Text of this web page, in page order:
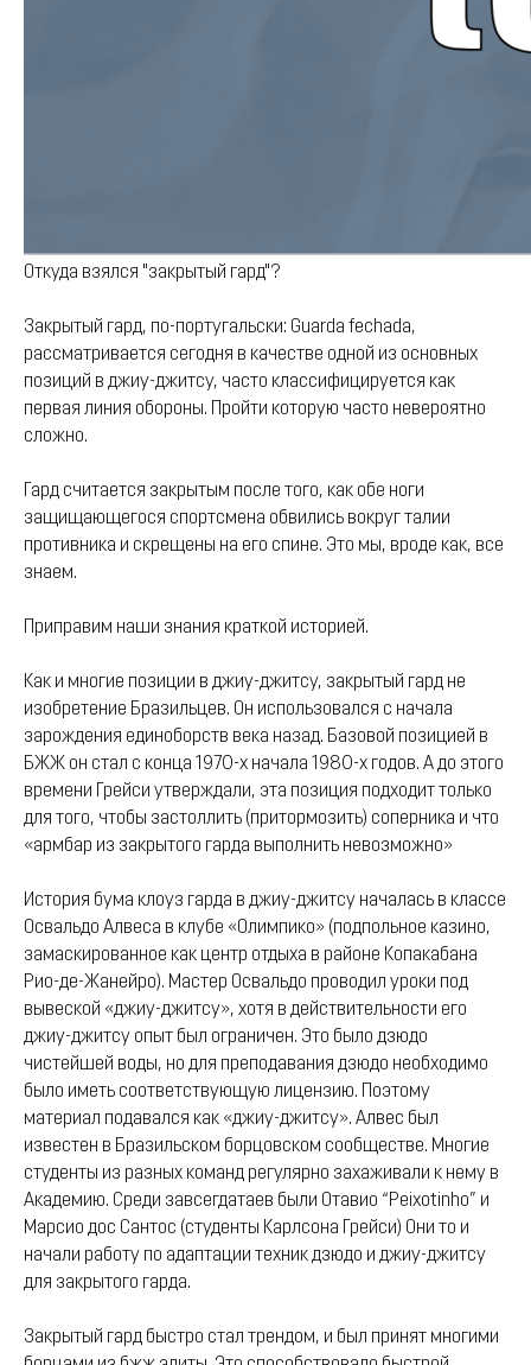
Откуда взялся "закрытый гард"?
Закрытый гард, по-португальски: Guarda fechada,
рассматривается сегодня в качестве одной из основных
позиций в джиу-джитсу, часто классифицируется как
первая линия обороны. Пройти которую часто невероятно
сложно.
Гард считается закрытым после того, как обе ноги
защищающегося спортсмена обвились вокруг талии
противника и скрещены на его спине. Это мы, вроде как, все
знаем.
Приправим наши знания краткой историей.
Как и многие позиции в джиу-джитсу, закрытый гард не
изобретение Бразильцев. Он использовался с начала
зарождения единоборств века назад. Базовой позицией в
БЖЖ он стал с конца 1970-х начала 1980-х годов. А до этого
времени Грейси утверждали, эта позиция подходит только
для того, чтобы застоллить (притормозить) соперника и что
«армбар из закрытого гарда выполнить невозможно»
История бума клоуз гарда в джиу-джитсу началась в классе
Освальдо Алвеса в клубе «Олимпико» (подпольное казино,
замаскированное как центр отдыха в районе Копакабана
Рио-де-Жанейро). Мастер Освальдо проводил уроки под
вывеской «джиу-джитсу», хотя в действительности его
джиу-джитсу опыт был ограничен. Это было дзюдо
чистейшей воды, но для преподавания дзюдо необходимо
было иметь соответствующую лицензию. Поэтому
материал подавался как «джиу-джитсу». Алвес был
известен в Бразильском борцовском сообществе. Многие
студенты из разных команд регулярно захаживали к нему в
Академию. Среди завсегдатаев были Отавио “Peixotinho” и
Марсио дос Сантос (студенты Карлсона Грейси) Они то и
начали работу по адаптации техник дзюдо и джиу-джитсу
для закрытого гарда.
Закрытый гард быстро стал трендом, и был принят многими